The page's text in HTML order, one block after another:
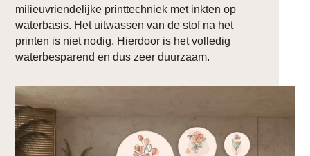
milieuvriendelijke printtechniek met inkten op
waterbasis. Het uitwassen van de stof na het
printen is niet nodig. Hierdoor is het volledig
waterbesparend en dus zeer duurzaam.